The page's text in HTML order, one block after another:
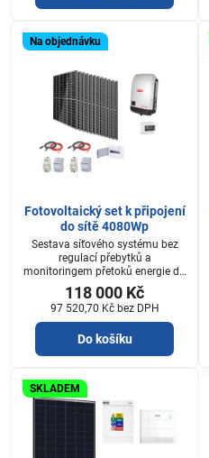
odpinačem, pojistky 20A (a s
možností připojení regulátoru
100Ah - regulátor PWM a aku...
Na objednávku
Fotovoltaický set k připojení
do sítě 4080Wp
Sestava síťového systému bez
regulací přebytků a
monitoringem přetoků energie do
distribuční soustavy. Systém
vodný pro částečné pokrytí
spotřeb rodinného domu. Systém
je bez možnosti připojení
akumulátorů. K systému je
čerpání dotací v rámci Nová
Zelení Úsporám.Plocha potřebná
k instalaci setu je 20,4 m2 šikmé
střechy
118 000 Kč
97 520,70 Kč bez DPH
Do košíku
SKLADEM